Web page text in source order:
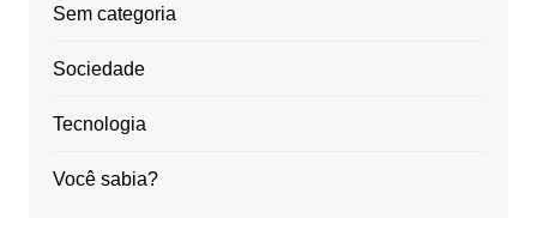
Sem categoria
Sociedade
Tecnologia
Você sabia?